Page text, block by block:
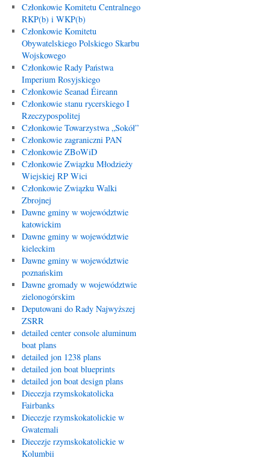
Członkowie Komitetu Centralnego
RKP(b) i WKP(b)
Członkowie Komitetu
Obywatelskiego Polskiego Skarbu
Wojskowego
Członkowie Rady Państwa
Imperium Rosyjskiego
Członkowie Seanad Éireann
Członkowie stanu rycerskiego I
Rzeczypospolitej
Członkowie Towarzystwa „Sokół”
Członkowie zagraniczni PAN
Członkowie ZBoWiD
Członkowie Związku Młodzieży
Wiejskiej RP Wici
Członkowie Związku Walki
Zbrojnej
Dawne gminy w województwie
katowickim
Dawne gminy w województwie
kieleckim
Dawne gminy w województwie
poznańskim
Dawne gromady w województwie
zielonogórskim
Deputowani do Rady Najwyższej
ZSRR
detailed center console aluminum
boat plans
detailed jon 1238 plans
detailed jon boat blueprints
detailed jon boat design plans
Diecezja rzymskokatolicka
Fairbanks
Diecezje rzymskokatolickie w
Gwatemali
Diecezje rzymskokatolickie w
Kolumbii